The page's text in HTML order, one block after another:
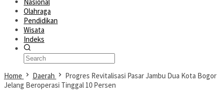
Olahraga
Pendidikan
Wisata
Indeks
Home Daerah
Progres Revitalisasi Pasar Jambu Dua Kota Bogor
Jelang Beroperasi Tinggal 10 Persen